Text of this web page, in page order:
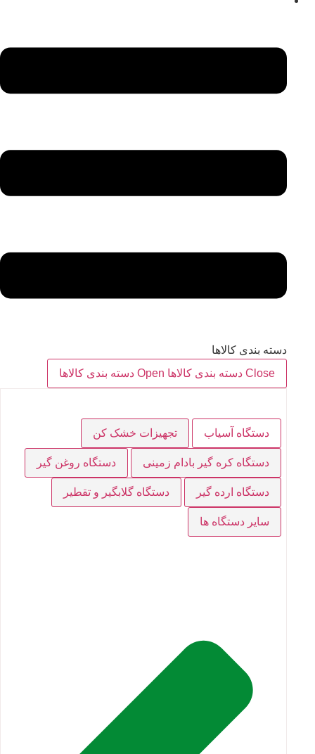
دسته بندی کالاها
Close دسته بندی کالاها
Open دسته بندی کالاها
دستگاه آسیاب تجهیزات خشک کن
دستگاه کره گیر بادام زمینی دستگاه روغن گیر
دستگاه ارده گیر دستگاه گلابگیر و تقطیر
سایر دستگاه ها